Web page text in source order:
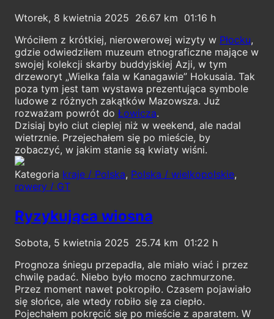
Wtorek, 8 kwietnia 2025 26.67
01:16
Wróciłem z krótkiej, nierowerowej wizyty w Płocku,
gdzie odwiedziłem muzeum etnograficzne mające w
swojej kolekcji skarby buddyjskiej Azji, w tym
drzeworyt „Wielka fala w Kanagawie” Hokusaia. Tak
poza tym jest tam wystawa prezentująca symbole
ludowe z różnych zakątków Mazowsza. Już
rozważam powrót do Łowicza.
Dzisiaj było ciut cieplej niż w weekend, ale nadal
wietrznie. Przejechałem się po mieście, by
zobaczyć, w jakim stanie są kwiaty wiśni.
Kategoria kraje / Polska, Polska / wielkopolskie,
rowery / GT
Ryzykująca wiosna
Sobota, 5 kwietnia 2025 25.74
01:22
Prognoza śniegu przepadła, ale miało wiać i przez
chwilę padać. Niebo było mocno zachmurzone.
Przez moment nawet pokropiło. Czasem pojawiało
się słońce, ale wtedy robiło się za ciepło.
Pojechałem pokręcić się po mieście z aparatem. W